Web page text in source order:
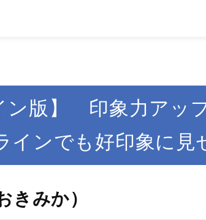
ン版】 印象力アッ
インでも好印象に見
きみか）